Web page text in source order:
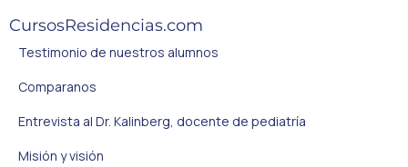
CursosResidencias.com
Testimonio de nuestros alumnos
Comparanos
Entrevista al Dr. Kalinberg, docente de pediatría
Misión y visión